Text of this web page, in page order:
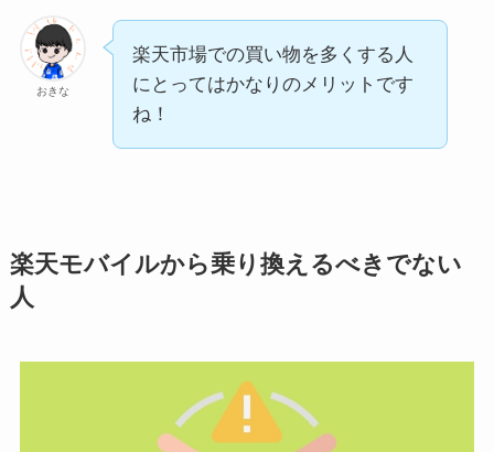
おきな
楽天市場での買い物を多くする人
にとってはかなりのメリットです
ね！
楽天モバイルから乗り換えるべきでない
人